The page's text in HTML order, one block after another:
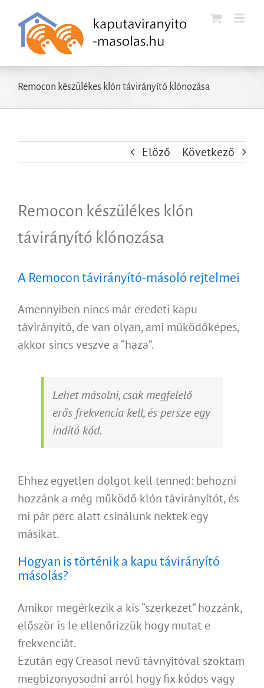
Kihagyás
Remocon készülékes klón távirányító klónozása
Előző Következő
Remocon készülékes klón
távirányító klónozása
A Remocon távirányító-másoló rejtelmei
Amennyiben nincs már eredeti kapu
távirányító, de van olyan, ami működőképes,
akkor sincs veszve a “haza”.
Lehet másolni, csak megfelelő
erős frekvencia kell, és persze egy
indító kód.
Ehhez egyetlen dolgot kell tenned: behozni
hozzánk a még működő klón távirányítót, és
mi pár perc alatt csinálunk nektek egy
másikat.
Hogyan is történik a kapu távirányító
másolás?
Amikor megérkezik a kis “szerkezet” hozzánk,
először is le ellenőrizzük hogy mutat e
frekvenciát.
Ezután egy Creasol nevű távnyitóval szoktam
megbizonyosodni arról hogy fix kódos vagy